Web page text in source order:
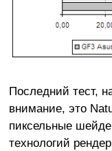
Последний тест,
внимание, это
пиксельные
технологий